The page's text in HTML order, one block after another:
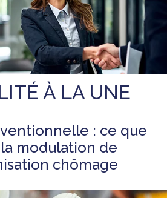
À LA UNE
: ce que
modulation de
chômage